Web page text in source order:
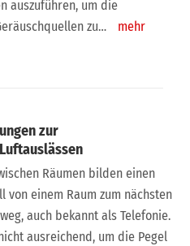
auszuführen, um die
zu…
mehr
zur
Räumen bilden einen
einem Raum zum nächsten
auch bekannt als Telefonie.
ausreichend, um die Pegel